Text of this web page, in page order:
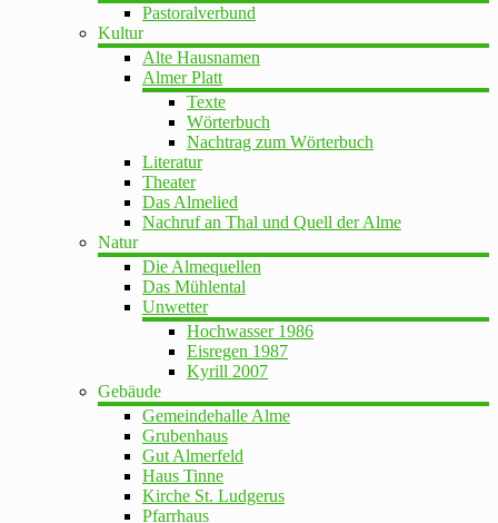
Pastoralverbund
Kultur
Alte Hausnamen
Almer Platt
Texte
Wörterbuch
Nachtrag zum Wörterbuch
Literatur
Theater
Das Almelied
Nachruf an Thal und Quell der Alme
Natur
Die Almequellen
Das Mühlental
Unwetter
Hochwasser 1986
Eisregen 1987
Kyrill 2007
Gebäude
Gemeindehalle Alme
Grubenhaus
Gut Almerfeld
Haus Tinne
Kirche St. Ludgerus
Pfarrhaus